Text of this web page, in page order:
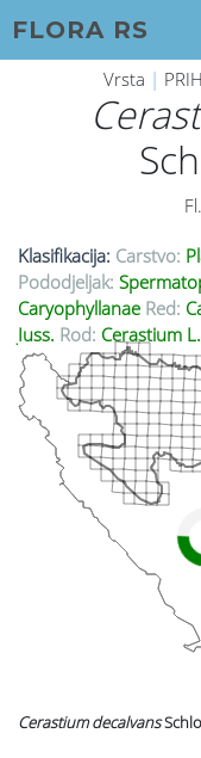
FLORA RS
Vrsta |
Klasifikacija: Carstvo:
Pododjeljak:
Caryophyllanae Red:
Juss. Rod: Cerastium L.
Cerastium decalvans